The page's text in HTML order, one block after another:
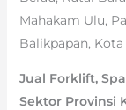
Mahakam Ulu,
Balikpapan,
Jual Forklift,
Sektor Provinsi